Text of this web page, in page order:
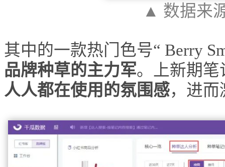
▲ 数据来
其中的一款热门色号“ Berry
品牌种草的主力军。
上新期
人人都在使用的氛围感，进